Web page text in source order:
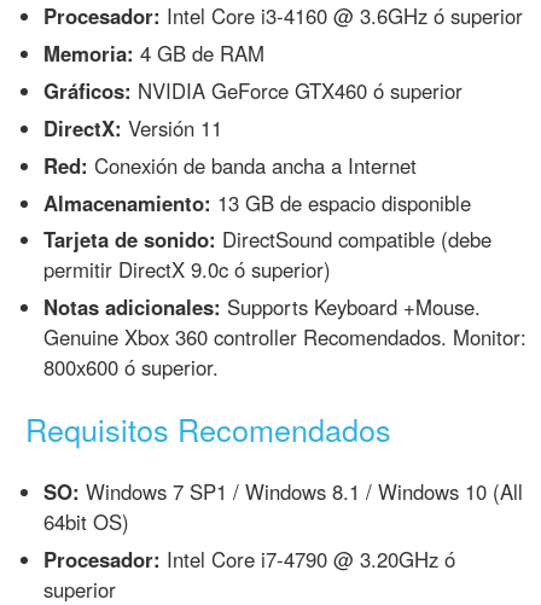
Procesador: Intel Core i3-4160 @ 3.6GHz ó superior
Memoria: 4 GB de RAM
Gráficos: NVIDIA GeForce GTX460 ó superior
DirectX: Versión 11
Red: Conexión de banda ancha a Internet
Almacenamiento: 13 GB de espacio disponible
Tarjeta de sonido: DirectSound compatible (debe
permitir DirectX 9.0c ó superior)
Notas adicionales: Supports Keyboard +Mouse.
Genuine Xbox 360 controller Recomendados. Monitor:
800x600 ó superior.
Requisitos Recomendados
SO: Windows 7 SP1 / Windows 8.1 / Windows 10 (All
64bit OS)
Procesador: Intel Core i7-4790 @ 3.20GHz ó
superior